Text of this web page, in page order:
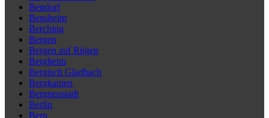
Bendorf
Bensheim
Berching
Bergen
Bergen auf Rügen
Bergheim
Bergisch Gladbach
Bergkamen
Bergneustadt
Berlin
Bern